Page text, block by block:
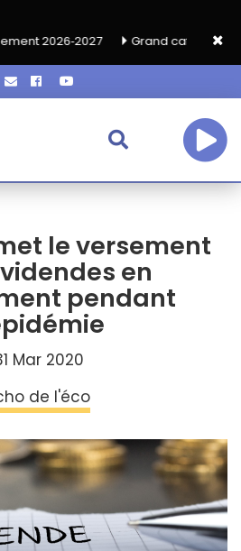
Grand café de rentrée HKA le
le versement
en
pendant
Mar 2020
de l'éco